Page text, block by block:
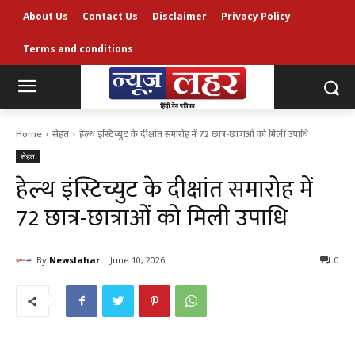
About Us Contact Us Disclaimer Privacy Policy
Terms and conditions
Home सेहत हेल्थ इंस्टिच्युट के दीक्षांत समारोह में 72 छात्र-छात्राओं को मिली उपाधि
सेहत
हेल्थ इंस्टिच्युट के दीक्षांत समारोह में
72 छात्र-छात्राओं को मिली उपाधि
By Newslahar June 10, 2026 0